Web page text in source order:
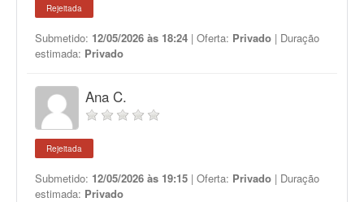
Rejeitada
Submetido: 12/05/2026 às 18:24 | Oferta: Privado | Duração
estimada: Privado
Ana C.
Rejeitada
Submetido: 12/05/2026 às 19:15 | Oferta: Privado | Duração
estimada: Privado